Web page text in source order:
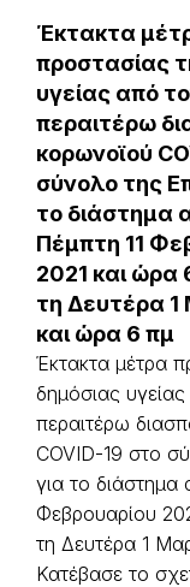
Έκτακτα
προστασίας
υγείας από
περαιτέρω
κορωνοϊού
σύνολο της
το διάστημα
Πέμπτη 11
2021 και ώρα
τη Δευτέρα 1
και ώρα 6 πμ
Έκτακτα μέτρα
δημόσιας
περαιτέρω
COVID-19 στο
για το διάστημα
Φεβρουαρίου
τη Δευτέρα 1
Κατέβασε το